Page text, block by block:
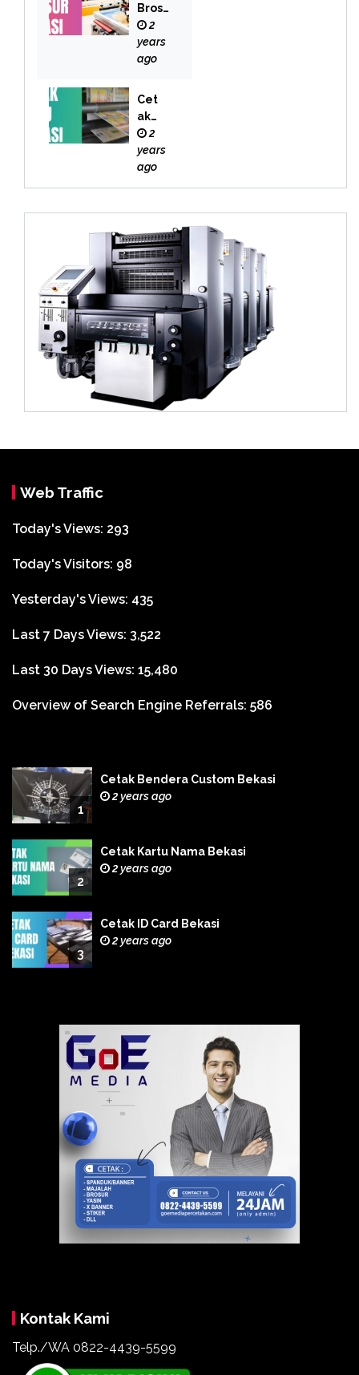
Brosu
r
Bekas
i
2
years
ago
Cet
ak
Buk
u
Bek
2
years
ago
Web Traffic
Today's Views: 293
Today's Visitors: 98
Yesterday's Views: 435
Last 7 Days Views: 3,522
Last 30 Days Views: 15,480
Overview of Search Engine Referrals: 586
1
Cetak Bendera Custom Bekasi
2 years ago
2
Cetak Kartu Nama Bekasi
2 years ago
3
Cetak ID Card Bekasi
2 years ago
Kontak Kami
Telp./WA 0822-4439-5599